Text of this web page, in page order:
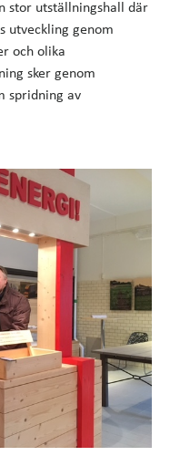
stor utställningshall där
utveckling genom
och olika
sker genom
spridning av